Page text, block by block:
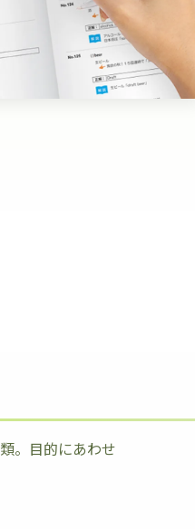
。目的にあわせ